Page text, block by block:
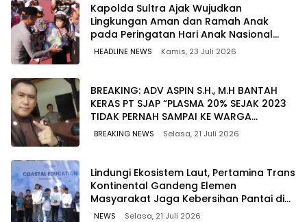
Kapolda Sultra Ajak Wujudkan
Lingkungan Aman dan Ramah Anak
pada Peringatan Hari Anak Nasional
2026
HEADLINE NEWS Kamis, 23 Juli 2026
BREAKING: ADV ASPIN S.H., M.H BANTAH
KERAS PT SJAP “PLASMA 20% SEJAK 2023
TIDAK PERNAH SAMPAI KE WARGA
WAWOONE!
BREAKING NEWS Selasa, 21 Juli 2026
Lindungi Ekosistem Laut, Pertamina Trans
Kontinental Gandeng Elemen
Masyarakat Jaga Kebersihan Pantai di
Bitung, Sulawesi
NEWS Selasa, 21 Juli 2026